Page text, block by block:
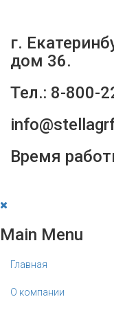
г.
дом 36.
Тел.: 8-800-
Время
Main Menu
Главная
О компании